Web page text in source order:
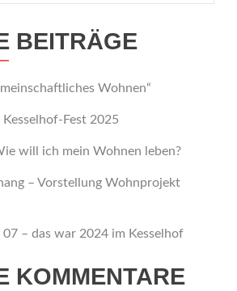
BEITRÄGE
Wohnen“
Kesselhof-Fest 2025
will ich mein Wohnen leben?
– Vorstellung Wohnprojekt
– das war 2024 im Kesselhof
KOMMENTARE